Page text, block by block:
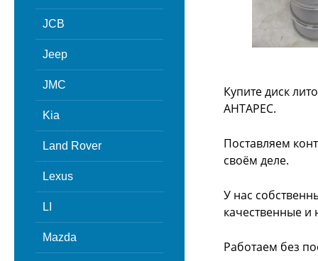
JCB
Jeep
JMC
Kia
Land Rover
Lexus
LI
Mazda
Купите диск
АНТАРЕС.
Поставляем
своём деле.
У нас
качественные и
Работаем без